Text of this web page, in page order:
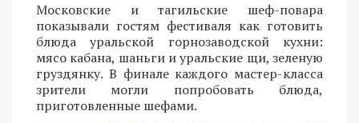
Московские и тагильские шеф-повара
показывали гостям фестиваля как готовить
блюда уральской горнозаводской кухни:
мясо кабана, шаньги и уральские щи, зеленую
груздянку. В финале каждого мастер-класса
зрители могли попробовать блюда,
приготовленные шефами.